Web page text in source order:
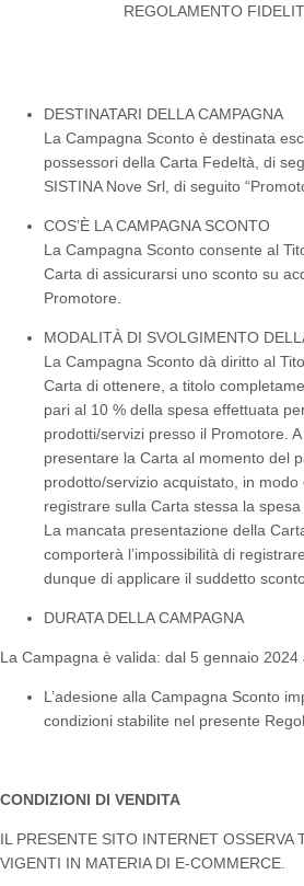
REGOLAMENTO
DESTINATARI DELLA CAMPAGNA
La Campagna Sconto è destinata
possessori della Carta Fedeltà, di
SISTINA Nove Srl, di seguito
COS’È LA CAMPAGNA SCONTO
La Campagna Sconto consente al
Carta di assicurarsi uno sconto su
Promotore.
MODALITÀ DI SVOLGIMENTO
La Campagna Sconto dà diritto al
Carta di ottenere, a titolo
pari al 10 % della spesa effettuata
prodotti/servizi presso il Promotore.
presentare la Carta al momento del
prodotto/servizio acquistato, in
registrare sulla Carta stessa la spesa
La mancata presentazione della
comporterà l’impossibilità di
dunque di applicare il suddetto
DURATA DELLA CAMPAGNA
La Campagna è valida: dal 5 gennaio
L’adesione alla Campagna Sconto
condizioni stabilite nel presente
CONDIZIONI DI VENDITA
IL PRESENTE SITO INTERNET OSSERVA
VIGENTI IN MATERIA DI E-COMMERCE.